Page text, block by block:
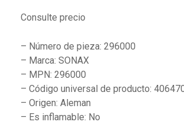
Consulte precio
– Número de pieza: 296000
– Marca: SONAX
– MPN: 296000
– Código universal de producto:
– Origen: Aleman
– Es inflamable: No